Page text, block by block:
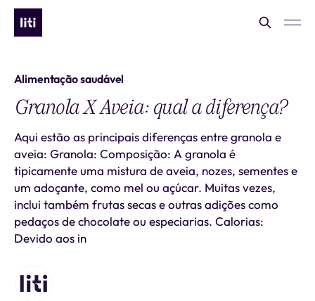
Alimentação saudável
Granola X Aveia: qual a diferença?
Aqui estão as principais diferenças entre granola e
aveia: Granola: Composição: A granola é
tipicamente uma mistura de aveia, nozes, sementes e
um adoçante, como mel ou açúcar. Muitas vezes,
inclui também frutas secas e outras adições como
pedaços de chocolate ou especiarias. Calorias:
Devido aos in